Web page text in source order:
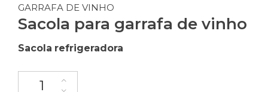
GARRAFA DE VINHO
Sacola para garrafa de vinho
Sacola refrigeradora